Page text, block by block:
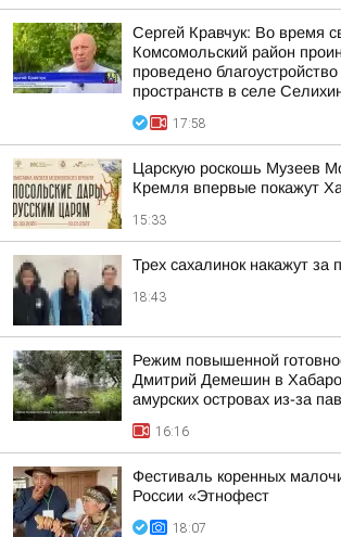
Сергей Кравчук: Во время
Комсомольский район
проведено
пространств в селе
17:58
Царскую роскошь Музеев
Кремля впервые покажут
15:33
Трех сахалинок накажут за
18:43
Режим повышенной
Дмитрий Демешин в
амурских островах из-за
16:16
Фестиваль коренных
России «Этнофест
18:07